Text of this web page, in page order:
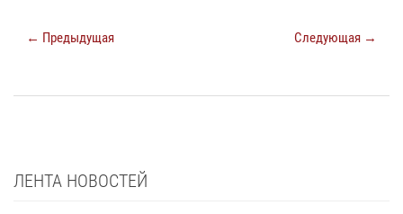
← Предыдущая Следующая →
ЛЕНТА НОВОСТЕЙ